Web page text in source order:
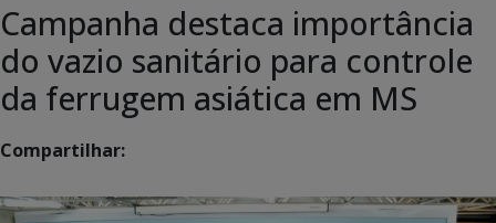
Campanha destaca importância
do vazio sanitário para controle
da ferrugem asiática em MS
Compartilhar: